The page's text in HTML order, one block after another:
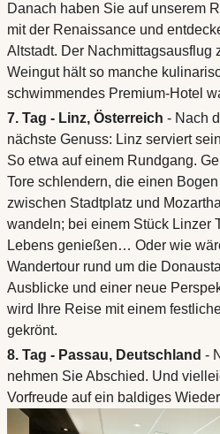
Danach haben Sie auf unserem
mit der Renaissance und
Altstadt. Der Nachmittagsausflug
Weingut hält so manche
schwimmendes Premium-Hotel
7. Tag - Linz, Österreich - Nach
nächste Genuss: Linz serviert
So etwa auf einem Rundgang.
Tore schlendern, die einen
zwischen Stadtplatz und
wandeln; bei einem Stück Linzer
Lebens genießen… Oder wie
Wandertour rund um die
Ausblicke und einer neue
wird Ihre Reise mit einem
gekrönt.
8. Tag - Passau, Deutschland -
nehmen Sie Abschied. Und
Vorfreude auf ein baldiges